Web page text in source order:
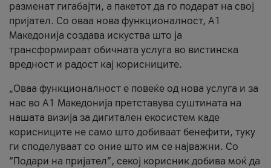
разменат гигабајти, а пакетот да го подарат на свој
пријател. Со оваа нова функционалност, А1
Македонија создава искуства што ја
трансформираат обичната услуга во вистинска
вредност и радост кај корисниците.
„Оваа функционалност е повеќе од нова услуга и за
нас во А1 Македонија претставува суштината на
нашата визија за дигитален екосистем каде
корисниците не само што добиваат бенефити, туку
ги споделуваат со оние што им се најважни. Со
“Подари на пријател”, секој корисник добива моќ да